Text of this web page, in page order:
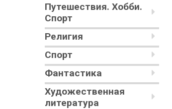
Путешествия. Хобби.
Спорт
Религия
Спорт
Фантастика
Художественная
литература